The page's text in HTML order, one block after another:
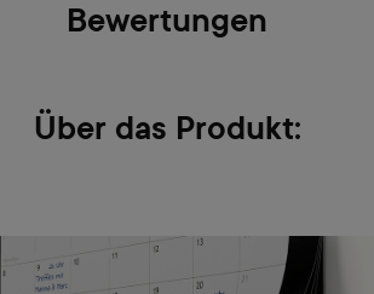
Bewertungen
Über das Produkt: